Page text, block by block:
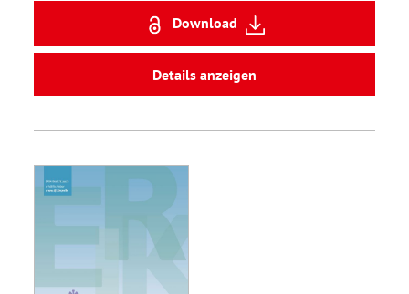
Download
Details anzeigen